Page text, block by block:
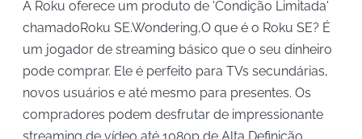
A Roku oferece um produto de 'Condição Limitada'
chamadoRoku SE.Wondering,O que é o Roku SE? É
um jogador de streaming básico que o seu dinheiro
pode comprar. Ele é perfeito para TVs secundárias,
novos usuários e até mesmo para presentes. Os
compradores podem desfrutar de impressionante